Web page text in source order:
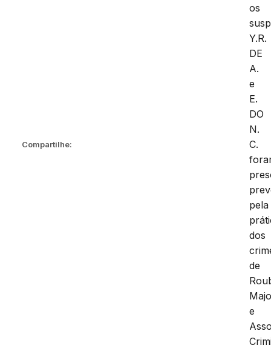
Compartilhe:
os
Y.R.
DE
A.
e
E.
DO
N.
C.
pela
dos
de
e